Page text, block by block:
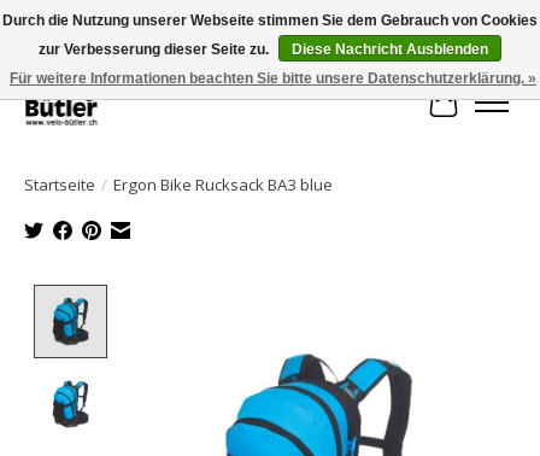
Große Auswahl an Produkten und schneller Versand!
Ihr
Startseite / Ergon Bike Rucksack BA3 blue
Durch die Nutzung unserer Webseite stimmen Sie dem Gebrauch von Cookies
zur Verbesserung dieser Seite zu.
Diese Nachricht Ausblenden
Für weitere Informationen beachten Sie bitte unsere Datenschutzerklärung. »